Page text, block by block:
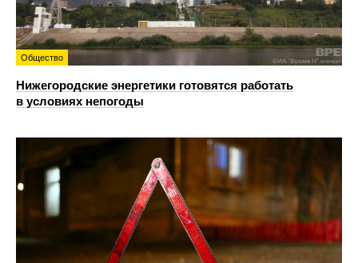
Общество
Нижегородские энергетики готовятся работать
в условиях непогоды